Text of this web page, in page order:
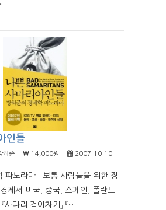
인들
하준 14,000원 2007-10-10
파노라마 보통 사람들을 위한 장
제서 미국, 중국, 스페인, 폴란드
다리 걷어차기』 『···